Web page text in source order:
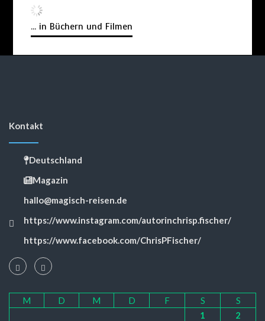
... in Büchern und Filmen
Kontakt
Deutschland
Magazin
hallo@magisch-reisen.de
https://www.instagram.com/autorinchrisp.fischer/
https://www.facebook.com/ChrisPFischer/
M D M D F S
S
1
2